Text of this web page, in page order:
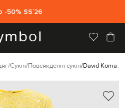
-50% SS`26
Сукні Повсякденні сукні David Koma